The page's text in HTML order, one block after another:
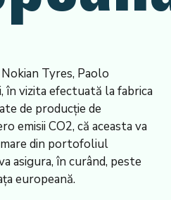
Tyres, Paolo
în vizita efectuată la fabrica
de producție de
emisii CO2, că aceasta va
mare din portofoliul
asigura, în curând, peste
europeană.